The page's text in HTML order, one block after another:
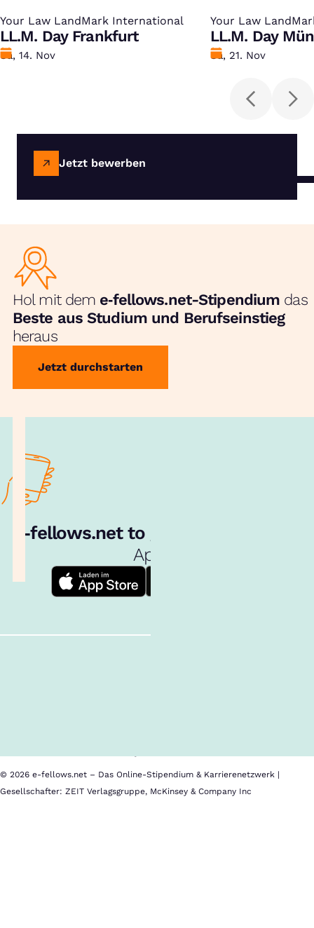
Your Law LandMark International
:
LL.M. Day Frankfurt
Datum
Sa, 14. Nov
Your Law
:
LL.M. Day
Datum
Sa, 21. Nov
Jetzt bewerben
Hol mit dem e‑fellows.net-Stipendium das
Beste aus Studium und Berufseinstieg
heraus
Jetzt durchstarten
e‑fellows.net to go:
App!
© 2026 e-fellows.net – Das Online-Stipendium & Karrierenetzwerk |
Gesellschafter: ZEIT Verlagsgruppe, McKinsey & Company Inc